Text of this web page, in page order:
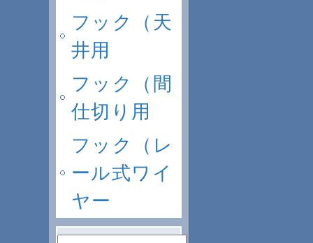
フック（天
井用
フック（間
仕切り用
フック（レ
ール式ワイ
ヤー